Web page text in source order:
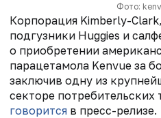
Фото:
Корпорация Kimberly-
подгузники Huggies и
о приобретении
парацетамола Kenvue за
заключив одну из
секторе потребительских
говорится в пресс-релизе.